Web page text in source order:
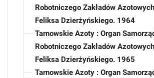
Robotniczego Zakładów
Feliksa Dzierżyńskiego. 1964
Tarnowskie Azoty : Organ
Robotniczego Zakładów
Feliksa Dzierżyńskiego. 1965
Tarnowskie Azoty : Organ